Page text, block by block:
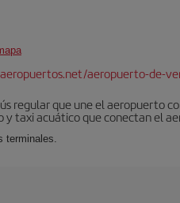
aeropuerto-de-
regular que une el aeropuerto
taxi acuático que conectan el
terminales.